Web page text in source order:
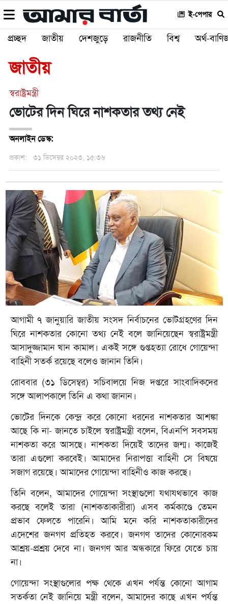
ই-পেপার
প্রচ্ছদ জাতীয় দেশজুড়ে রাজনীতি বিশ্ব অর্থ-
জাতীয়
স্বরাষ্ট্রমন্ত্রী
ভোটের দিন ঘিরে নাশকতার তথ্য নেই
অনলাইন ডেস্ক:
প্রকাশ: ৩১ ডিসেম্বর ২০২৩, ১৫:৩৬
আগামী ৭ জানুয়ারি জাতীয় সংসদ নির্বাচনের ভোটগ্রহণের দিন
ঘিরে নাশকতার কোনো তথ্য নেই বলে জানিয়েছেন স্বরাষ্ট্রমন্ত্রী
আসাদুজ্জামান খান কামাল। একই সঙ্গে গুপ্তহত্যা রোধে গোয়েন্দা
বাহিনী সতর্ক রয়েছে বলেও জানান তিনি।
রোববার (৩১ ডিসেম্বর) সচিবালয়ে নিজ দপ্তরে সাংবাদিকদের
সঙ্গে আলাপকালে তিনি এ কথা জানান।
ভোটের দিনকে কেন্দ্র করে কোনো ধরনের নাশকতার আশঙ্কা
আছে কি না- জানতে চাইলে স্বরাষ্ট্রমন্ত্রী বলেন, বিএনপি সবসময়
নাশকতা করে আসছে। নাশকতা দিয়েই তাদের জন্ম। কাজেই
তারা এগুলো করবেই। আমাদের নিরাপত্তা বাহিনী সে বিষয়ে
সজাগ রয়েছে। আমাদের গোয়েন্দা বাহিনীও কাজ করছে।
তিনি বলেন, আমাদের গোয়েন্দা সংস্থাগুলো যথাযথভাবে কাজ
করছে বলেই তারা (নাশকতাকারীরা) এসব কর্মকাণ্ডে তেমন
প্রভাব ফেলতে পারেনি। আমি মনে করি নাশকতাকারীদের
এদেশের জনগণ প্রতিহত করবে। জনগণ তাদের কোনোরকম
আশ্রয়-প্রশ্রয় দেবে না। জনগণ আর অন্ধকারে ফিরে যেতে চায়
না।
গোয়েন্দা সংস্থাগুলোর পক্ষ থেকে এখন পর্যন্ত কোনো আগাম
সতর্কতা নেই জানিয়ে মন্ত্রী বলেন, আমাদের কাছে এখন পর্যন্ত